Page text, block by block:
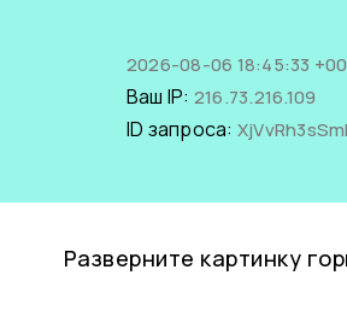
2026-08-06 18:45:33
Ваш IP: 216.73.216.109
ID запроса:
Разверните картинку